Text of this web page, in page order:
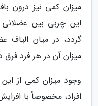
میزان کمی نیز درون
گردد، در میان
میزان آن در هر فرد فرق
وجود میزان کمی از
افراد، مخصوصاً با